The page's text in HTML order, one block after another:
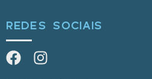
REDES SOCIAIS